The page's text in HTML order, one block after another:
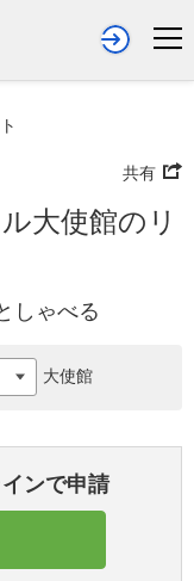
共有
大使館のリ
しゃべる
ンで申請
大使館